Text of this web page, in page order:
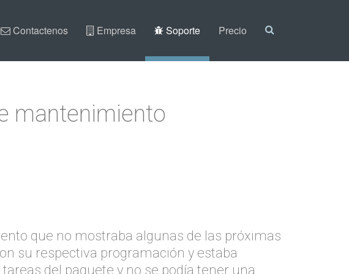
Contactenos Empresa Soporte Precio
mantenimiento
que no mostraba algunas de las próximas
su respectiva programación y estaba
del paquete y no se podía tener una